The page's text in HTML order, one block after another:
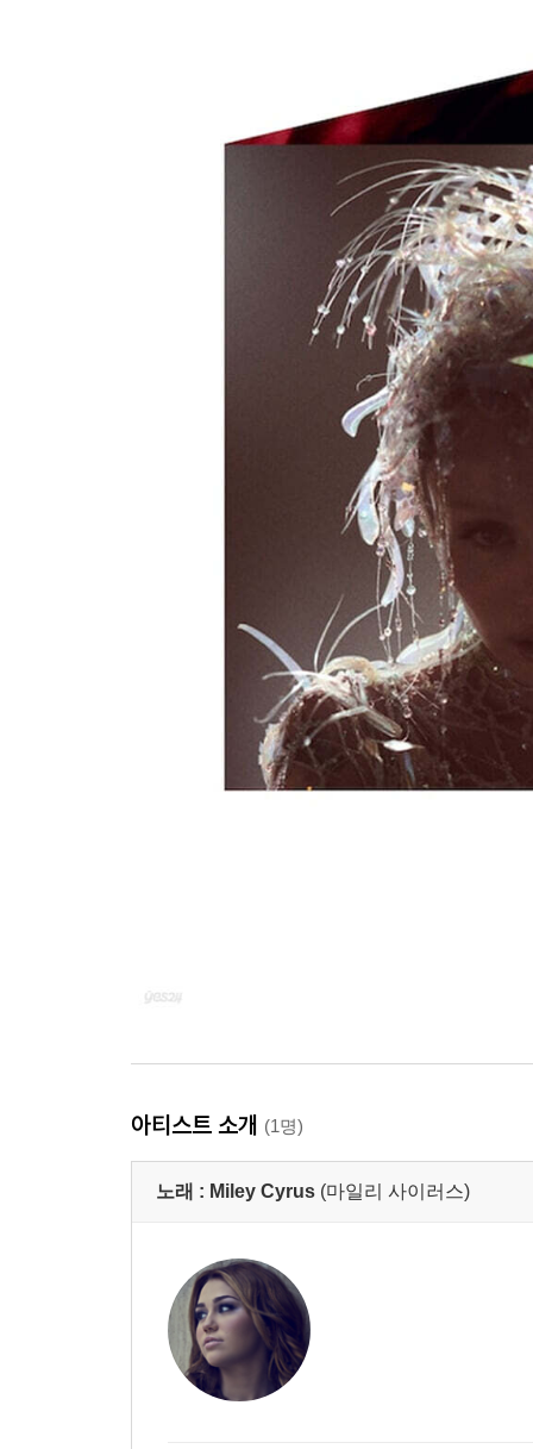
아티스트 소개 (1명)
노래 : Miley Cyrus (마일리 사이러스)